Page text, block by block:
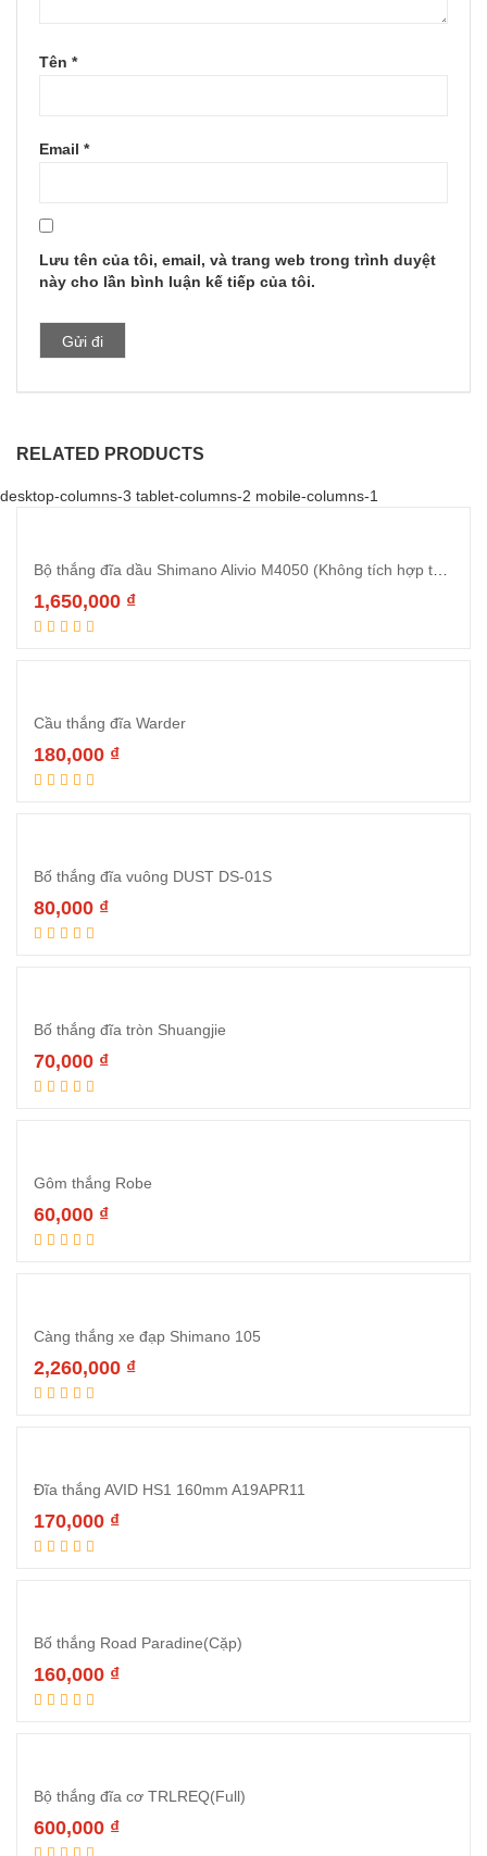
Tên *
Email *
Lưu tên của tôi, email, và trang web trong trình duyệt
này cho lần bình luận kế tiếp của tôi.
RELATED PRODUCTS
desktop-columns-3 tablet-columns-2 mobile-columns-1
1,650,000 ₫
Cầu thắng đĩa Warder
180,000 ₫
Bố thắng đĩa vuông DUST DS-01S
80,000 ₫
Bố thắng đĩa tròn Shuangjie
70,000 ₫
Gôm thắng Robe
60,000 ₫
Càng thắng xe đạp Shimano 105
2,260,000 ₫
Đĩa thắng AVID HS1 160mm A19APR11
170,000 ₫
Bố thắng Road Paradine(Cặp)
160,000 ₫
Bộ thắng đĩa cơ TRLREQ(Full)
600,000 ₫